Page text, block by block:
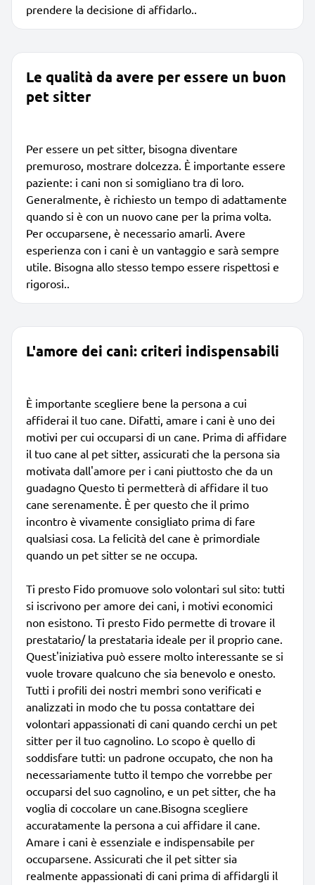
prendere la decisione di affidarlo..
Le qualità da avere per essere un buon
pet sitter
Per essere un pet sitter, bisogna diventare
premuroso, mostrare dolcezza. È importante essere
paziente: i cani non si somigliano tra di loro.
Generalmente, è richiesto un tempo di adattamente
quando si è con un nuovo cane per la prima volta.
Per occuparsene, è necessario amarli. Avere
esperienza con i cani è un vantaggio e sarà sempre
utile. Bisogna allo stesso tempo essere rispettosi e
rigorosi..
L'amore dei cani: criteri indispensabili
È importante scegliere bene la persona a cui
affiderai il tuo cane. Difatti, amare i cani è uno dei
motivi per cui occuparsi di un cane. Prima di affidare
il tuo cane al pet sitter, assicurati che la persona sia
motivata dall'amore per i cani piuttosto che da un
guadagno Questo ti permetterà di affidare il tuo
cane serenamente. È per questo che il primo
incontro è vivamente consigliato prima di fare
qualsiasi cosa. La felicità del cane è primordiale
quando un pet sitter se ne occupa.
Ti presto Fido promuove solo volontari sul sito: tutti
si iscrivono per amore dei cani, i motivi economici
non esistono. Ti presto Fido permette di trovare il
prestatario/ la prestataria ideale per il proprio cane.
Quest'iniziativa può essere molto interessante se si
vuole trovare qualcuno che sia benevolo e onesto.
Tutti i profili dei nostri membri sono verificati e
analizzati in modo che tu possa contattare dei
volontari appassionati di cani quando cerchi un pet
sitter per il tuo cagnolino. Lo scopo è quello di
soddisfare tutti: un padrone occupato, che non ha
necessariamente tutto il tempo che vorrebbe per
occuparsi del suo cagnolino, e un pet sitter, che ha
voglia di coccolare un cane.Bisogna scegliere
accuratamente la persona a cui affidare il cane.
Amare i cani è essenziale e indispensabile per
occuparsene. Assicurati che il pet sitter sia
realmente appassionati di cani prima di affidargli il